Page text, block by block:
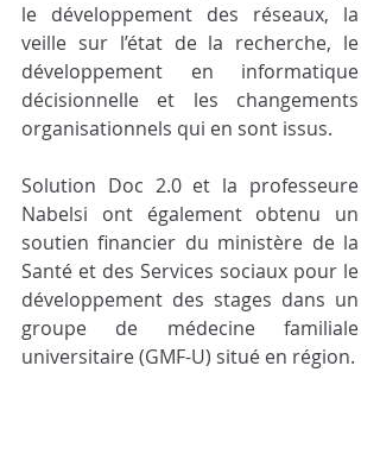
le développement des réseaux, la
veille sur l’état de la recherche, le
développement en informatique
décisionnelle et les changements
organisationnels qui en sont issus.
Solution Doc 2.0 et la professeure
Nabelsi ont également obtenu un
soutien financier du ministère de la
Santé et des Services sociaux pour le
développement des stages dans un
groupe de médecine familiale
universitaire (GMF-U) situé en région.